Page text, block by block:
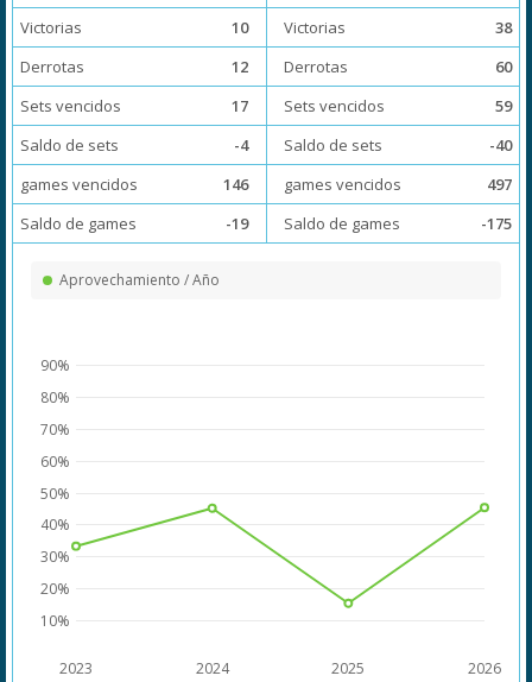
Victorias
10
Derrotas
12
Sets vencidos
17
Saldo de sets
-4
games vencidos
146
Saldo de games
-19
Victorias
38
Derrotas
60
Sets vencidos
59
Saldo de sets
-40
games vencidos
497
Saldo de games
-175
Aprovechamiento / Año
2023 2024 2025 2026
10%
20%
30%
40%
50%
60%
70%
80%
90%